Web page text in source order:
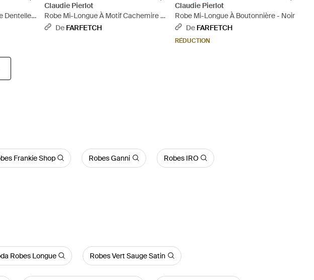
Dentelle
Claudie Pierlot
Robe Mi-Longue À Motif Cachemire -
BleuDe FARFETCH
Claudie Pierlot
Robe Mi-Longue À Boutonnière - Noir
De FARFETCH
RÉDUCTION
Frankie Shop Robes Ganni Robes IRO
Robes Longue Robes Vert Sauge Satin